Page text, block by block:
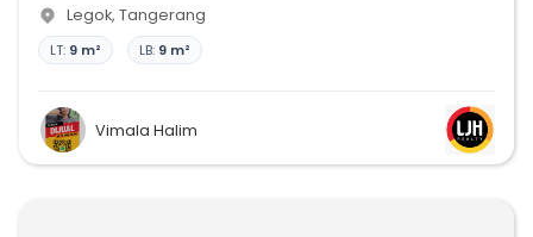
Legok, Tangerang
LT: 9 m² LB: 9 m²
Vimala Halim